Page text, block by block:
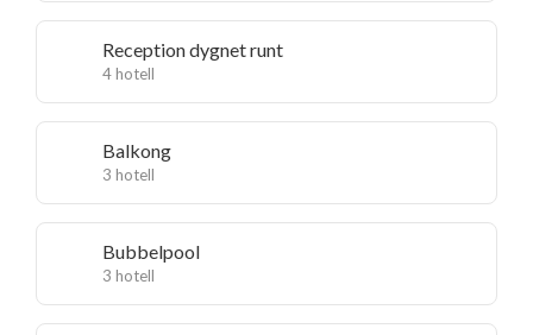
Reception dygnet runt
4 hotell
Balkong
3 hotell
Bubbelpool
3 hotell